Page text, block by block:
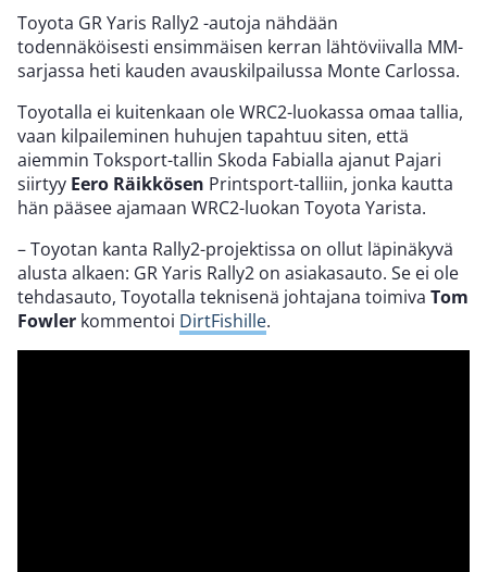
Toyota GR Yaris Rally2 -autoja nähdään
todennäköisesti ensimmäisen kerran lähtöviivalla MM-
sarjassa heti kauden avauskilpailussa Monte Carlossa.
Toyotalla ei kuitenkaan ole WRC2-luokassa omaa tallia,
vaan kilpaileminen huhujen tapahtuu siten, että
aiemmin Toksport-tallin Skoda Fabialla ajanut Pajari
siirtyy Eero Räikkösen Printsport-talliin, jonka kautta
hän pääsee ajamaan WRC2-luokan Toyota Yarista.
– Toyotan kanta Rally2-projektissa on ollut läpinäkyvä
alusta alkaen: GR Yaris Rally2 on asiakasauto. Se ei ole
tehdasauto, Toyotalla teknisenä johtajana toimiva Tom
Fowler kommentoi DirtFishille.